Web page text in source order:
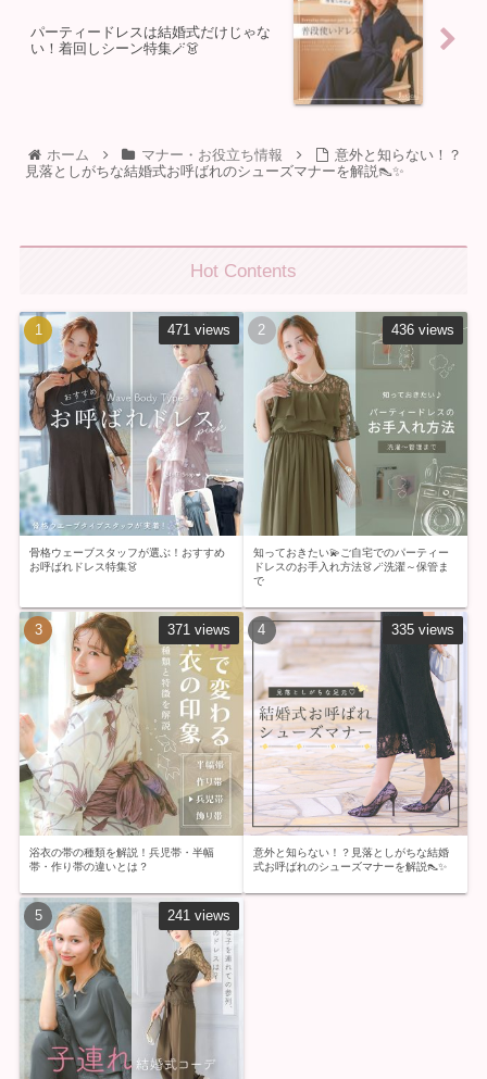
パーティードレスは結婚式だけじゃな
い！着回しシーン特集🪄👗
ホーム マナー・お役立ち情報
意外と知らない！？
見落としがちな結婚式お呼ばれのシューズマナーを解説👠✨
Hot Contents
骨格ウェーブスタッフが選ぶ！おすすめ
お呼ばれドレス特集👗
471 views
知っておきたい💫ご自宅でのパーティー
ドレスのお手入れ方法👗🪄洗濯～保管ま
で
436 views
浴衣の帯の種類を解説！兵児帯・半幅
帯・作り帯の違いとは？
371 views
意外と知らない！？見落としがちな結婚
式お呼ばれのシューズマナーを解説👠✨
335 views
241 views